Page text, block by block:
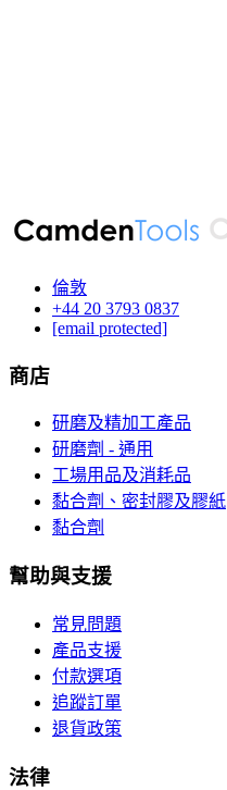
倫敦
‪+44 20 3793 0837‬
[email protected]
商店
研磨及精加工產品
研磨劑 - 通用
工場用品及消耗品
黏合劑、密封膠及膠紙
黏合劑
幫助與支援
常見問題
產品支援
付款選項
追蹤訂單
退貨政策
法律